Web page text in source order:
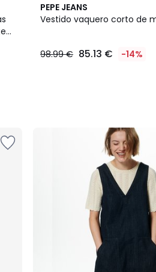
PEPE JEANS
Vestido vaquero corto de
98.99 € 85.13 € -14%